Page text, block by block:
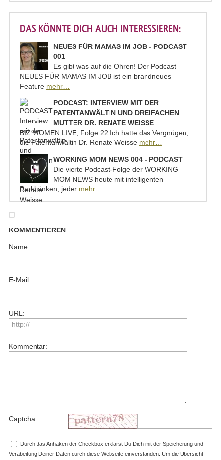
DAS KÖNNTE DICH AUCH INTERESSIEREN:
NEUES FÜR MAMAS IM JOB - PODCAST
001
Es gibt was auf die Ohren! Der Podcast
NEUES FÜR MAMAS IM JOB ist ein brandneues
Feature mehr…
PODCAST: INTERVIEW MIT DER
PATENTANWÄLTIN UND DREIFACHEN
MUTTER DR. RENATE WEISSE
BIZ WOMEN LIVE, Folge 22 Ich hatte das Vergnügen,
die Patentanwältin Dr. Renate Weisse mehr…
WORKING MOM NEWS 004 - PODCAST
Die vierte Podcast-Folge der WORKING
MOM NEWS heute mit intelligenten
Parkbänken, jeder mehr…
KOMMENTIEREN
Name:
E-Mail:
URL:
Kommentar:
Captcha:
Durch das Anhaken der Checkbox erklärst Du Dich mit der Speicherung und
Verabeitung Deiner Daten durch diese Webseite einverstanden. Um die Übersicht